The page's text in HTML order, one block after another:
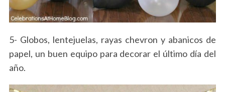
5- Globos, lentejuelas, rayas chevron y abanicos de
papel, un buen equipo para decorar el último día del
año.